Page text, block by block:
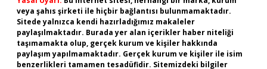
veya şahıs şirketi ile hiçbir bağlantısı bulunmamaktadır.
Sitede yalnızca kendi hazırladığımız makaleler
paylaşılmaktadır. Burada yer alan içerikler haber niteliği
taşımamakta olup, gerçek kurum ve kişiler hakkında
paylaşım yapılmamaktadır. Gerçek kurum ve kişiler ile isim
benzerlikleri tamamen tesadüfidir. Sitemizdeki bilgiler